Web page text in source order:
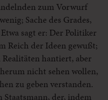
zum Vorwurf
Sache des Grades,
sagt er: Der Politiker
Reich der Ideen gewußt;
hantiert, aber
nicht sehen wollen,
zu geben verstanden.
der, indem